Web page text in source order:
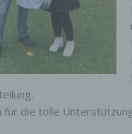
für die tolle